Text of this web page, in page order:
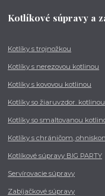
Kotlíkové súpravy a
Kotlíky s trojnožkou
Kotlíky s nerezovou kotlinou
Kotlíky s kovovou kotlinou
Kotlíky so žiaruvzdor. kotlinou
Kotlíky so smaltovanou
Kotlíky s chráničom,
Kotlíkové súpravy BIG PARTY
Servírovacie súpravy
Zabíjačkové súpravy